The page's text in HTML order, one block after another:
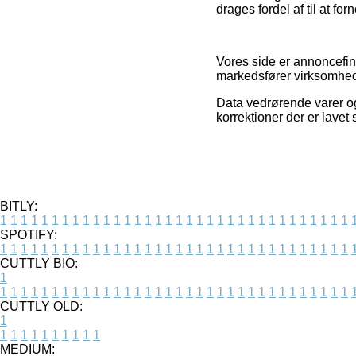
drages fordel af til at
Vores side er
markedsfører
Data vedrørende varer
korrektioner der er lavet
BITLY:
1 1 1 1 1 1 1 1 1 1 1 1 1 1 1 1 1 1 1 1 1 1 1 1 1 1 1 1 1 1 1 1 1 1
SPOTIFY:
1 1 1 1 1 1 1 1 1 1 1 1 1 1 1 1 1 1 1 1 1 1 1 1 1 1 1 1 1 1 1 1 1 1
CUTTLY BIO:
1
1 1 1 1 1 1 1 1 1 1 1 1 1 1 1 1 1 1 1 1 1 1 1 1 1 1 1 1 1 1 1 1 1 1
CUTTLY OLD:
1
1 1 1 1 1 1 1 1 1 1
MEDIUM: